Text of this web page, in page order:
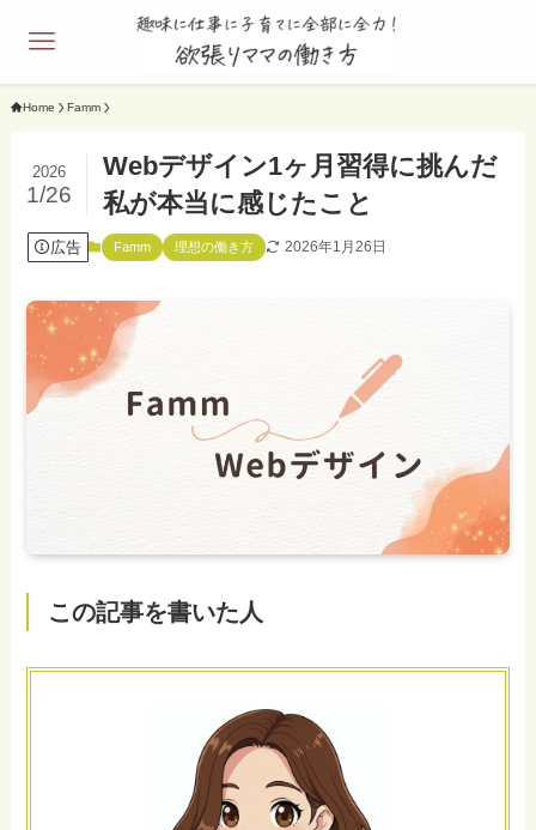
Home Famm
Webデザイン1ヶ月習得に挑んだ
私が本当に感じたこと
2026
1/26
広告 Famm 理想の働き方 2026年1月26日
この記事を書いた人